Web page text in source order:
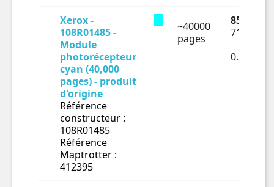
Xerox -
108R01485 -
Module
photorécepteur
cyan (40,000
pages) - produit
d'origine
Référence
constructeur :
108R01485
Référence
Maptrotter :
412395
~40000
pages
85.31 €
71.09 €